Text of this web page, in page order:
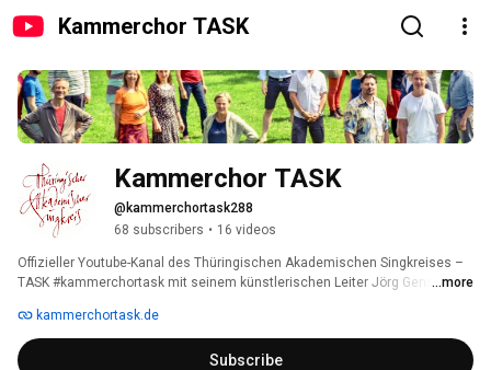
Kammerchor TASK
Kammerchor TASK
@kammerchortask288
68 subscribers • 16 videos
Offizieller Youtube-Kanal des Thüringischen Akademischen Singkreises –
TASK #kammerchortask mit seinem künstlerischen Leiter Jörg Genslein.
...more
kammerchortask.de
Subscribe